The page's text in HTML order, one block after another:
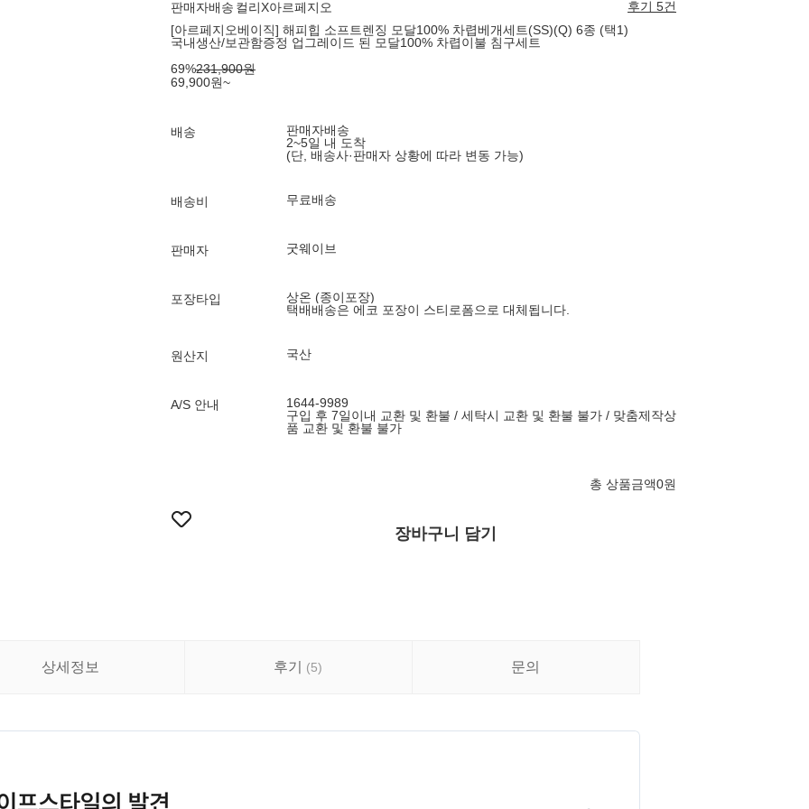
판매자배송 컬리X아르페지오
후기 5건
[아르페지오베이직] 해피힙 소프트렌징 모달100% 차렵베개세트(SS)(Q) 6종 (택1)
국내생산/보관함증정 업그레이드 된 모달100% 차렵이불 침구세트
69%231,900원
69,900원~
배송
판매자배송
2~5일 내 도착
(단, 배송사·판매자 상황에 따라 변동 가능)
배송비 무료배송
판매자 굿웨이브
포장타입
상온 (종이포장)
택배배송은 에코 포장이 스티로폼으로 대체됩니다.
원산지 국산
A/S 안내
1644-9989
구입 후 7일이내 교환 및 환불 / 세탁시 교환 및 환불 불가 / 맞춤제작상
품 교환 및 환불 불가
총 상품금액0원
장바구니 담기
상세정보 후기 (5) 문의